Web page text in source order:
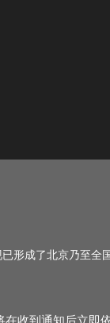
形成了北京乃至全